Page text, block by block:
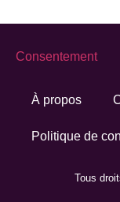
Tous
À propos
Politique de
Consentement